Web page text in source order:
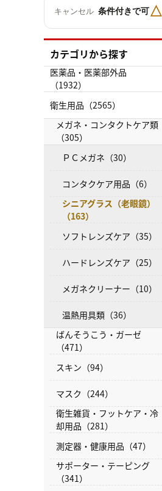
キャンセル 条件付きで可△
カテゴリから探す
医薬品・医薬部外品
（1932）
衛生用品（2565）
メガネ・コンタクトケア類
（305）
ＰＣメガネ（30）
コンタクケア用品（6）
シニアグラス（老眼鏡）
（163）
ソフトレンズケア（35）
ハードレンズケア（25）
メガネクリーナー（10）
温熱用具類（36）
ばんそうこう・ガーゼ
（471）
スキン（94）
マスク（244）
衛生雑貨・フットケア・冷
却用品（281）
測定器・健康用品（47）
サポーター・テーピング
（341）